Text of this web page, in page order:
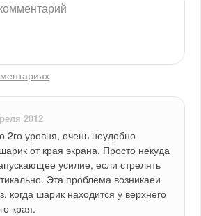
2012
2го уровня, очень неудобно
от края экрана. Просто некуда
усилие, если стрелять
Эта проблема возникаеи
когда шарик находится у верхнего
края.